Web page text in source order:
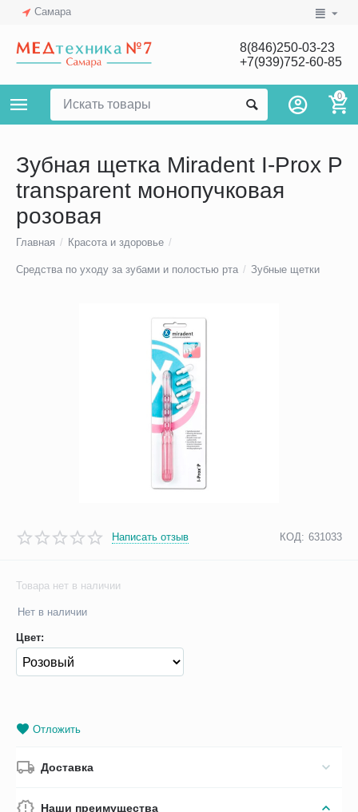
Самара
8(846)250-03-23
+7(939)752-60-85
0
Зубная щетка Miradent I-Prox P
transparent монопучковая
розовая
Главная / Красота и здоровье /
Средства по уходу за зубами и полостью рта / Зубные щетки
Написать отзыв КОД: 631033
Товара нет в наличии
Нет в наличии
Цвет:
Отложить
Доставка
Наши преимущества